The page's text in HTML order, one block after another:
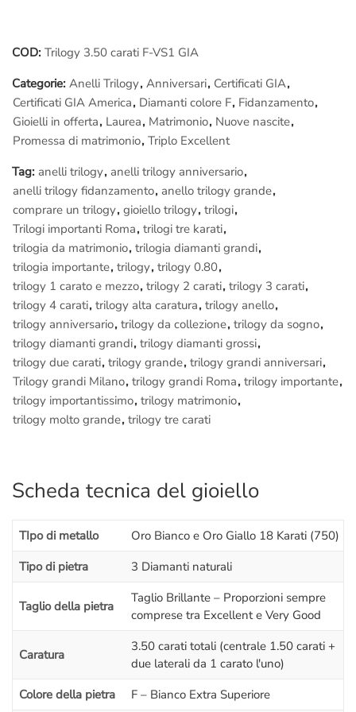
opacità/riflessi di altro tipo.
semplificatoper una lettura facilitata, ad ogni modoil
diamante non deve avere il BGM , questo è sicuro!)
Va sottolineato che, oltre allabellezzadel gioiello, il nostro
molto raro: La completa artigianalità italiana.
In tanti sbandierano il “Vero Made in Italy al 100%
sempre vero?
Il nostro lo è di sicuro, e te lo dimostriamo: Prenota una visita
gratuita nel nostrolaboratorio orafo di Roma
con i tuoi occhi cosa è un laboratorio di produzione di gioielli.
Qui non troverai vetrine piene di gioielli “già pronti“; qui
troveraiMaestri orafi a lavoro, ognuno ad un progetto specifico,
seguendo le indicazioni delCliente.
QuestoTrilogy con diamantiinfatti può essere simile ad altri
ma non identico:viene creato appositamente a mano per te, è
unico.
anche assistere in diretta alle fasi della lavorazione del tuo
gioiello: siedi di fianco alMaestro orafoincaricato del tuo
spiegherà tutto, sarà un’esperienza indimenticabile.
Ovviamente puoi fotografare e filmare
tutto, allegare il
materiale fotografico al tuoregalolo renderà senza dubbio
unico, inimitabile..
Raggiungerci è facilissimo:
Ci troviamo a pochi passi daPiazza di Spagna , nel cuore
storico di Roma. Se vieni da fuori Roma puoi arrivare
COD: Trilogy 3.50 carati F-VS1 GIA
Categorie: Anelli Trilogy, Anniversari, Certificati GIA,
Certificati GIA America, Diamanti colore F, Fidanzamento,
Gioielli in offerta, Laurea, Matrimonio, Nuove nascite,
Promessa di matrimonio, Triplo Excellent
Tag: anelli trilogy, anelli trilogy anniversario,
anelli trilogy fidanzamento, anello trilogy grande,
comprare un trilogy, gioiello trilogy, trilogi,
Trilogi importanti Roma, trilogi tre karati,
trilogia da matrimonio, trilogia diamanti grandi,
trilogia importante, trilogy, trilogy 0.80,
trilogy 1 carato e mezzo, trilogy 2 carati, trilogy 3 carati,
trilogy 4 carati, trilogy alta caratura, trilogy anello,
trilogy anniversario, trilogy da collezione, trilogy da sogno,
trilogy diamanti grandi, trilogy diamanti grossi,
trilogy due carati, trilogy grande, trilogy grandi anniversari,
Trilogy grandi Milano, trilogy grandi Roma, trilogy importante,
trilogy importantissimo, trilogy matrimonio,
trilogy molto grande, trilogy tre carati
Scheda tecnica del gioiello
TIpo di metallo
Oro Bianco e Oro Giallo 18 Karati (750)
Tipo di pietra
3 Diamanti naturali
Taglio della pietra
Taglio Brillante – Proporzioni sempre
comprese tra Excellent e Very Good
Caratura
3.50 carati totali (centrale 1.50 carati +
due laterali da 1 carato l'uno)
Colore della pietra
F – Bianco Extra Superiore